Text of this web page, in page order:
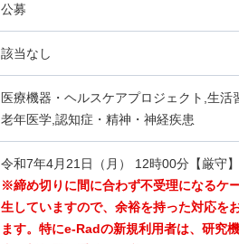
公募
該当なし
医療機器・ヘルスケアプロジェクト,生活
老年医学,認知症・精神・神経疾患
令和7年4月21日（月） 12時00分【厳守】
※締め切りに間に合わず不受理になるケー
生していますので、余裕を持った対応をお
ます。特にe-Radの新規利用者は、研究機